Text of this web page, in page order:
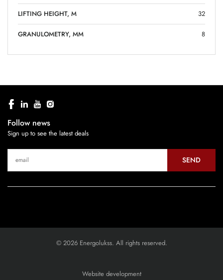
LIFTING HEIGHT, M 32
GRANULOMETRY, MM 8
Follow news
Sign up to see the latest deals
SEND
© 2026 Energolukss. All rights reserved.
Website development